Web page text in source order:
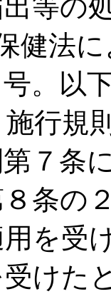
出等の
法に
。以
行規
７条
条の
用を受
けた